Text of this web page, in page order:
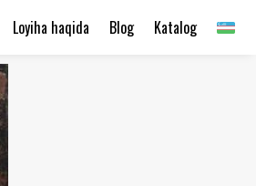
Katalog
Blog
Loyiha haqida